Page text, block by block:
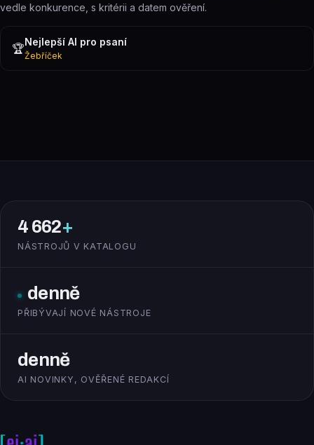
vedle konkurence, s kritérii a datem ověření.
🏆Nejlepší AI pro psaní
Žebříček
4 662+
NÁSTROJŮ V KATALOGU
denně
PŘIBÝVAJÍ NOVÉ NÁSTROJE
denně
AI NOVINKY, OVĚŘENÉ REDAKCÍ